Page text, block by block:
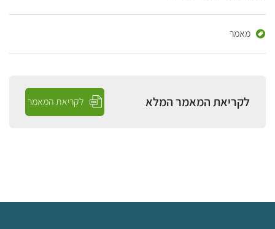
מאמר
לקריאת המאמר המלא לקריאת המאמר